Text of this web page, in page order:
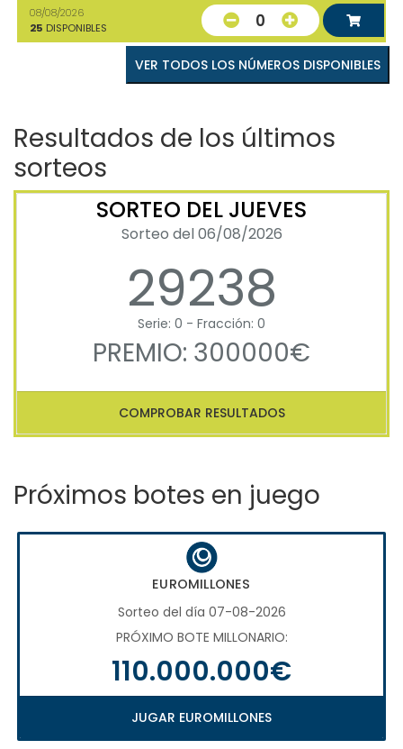
08/08/2026
25 DISPONIBLES 0
VER TODOS LOS NÚMEROS DISPONIBLES
Resultados de los últimos
sorteos
SORTEO DEL JUEVES
Sorteo del 06/08/2026
29238
Serie: 0 - Fracción: 0
PREMIO: 300000€
COMPROBAR RESULTADOS
Próximos botes en juego
EUROMILLONES
Sorteo del día 07-08-2026
PRÓXIMO BOTE MILLONARIO:
110.000.000€
JUGAR EUROMILLONES